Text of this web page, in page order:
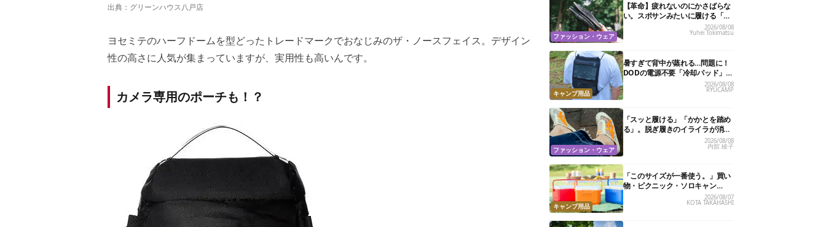
出典： グリーンハウス八戸店
ヨセミテのハーフドームを型どったトレードマークでおなじみのザ・ノースフェイス。デザイン
性の高さに人気が集まっていますが、実用性も高いんです。
カメラ専用のポーチも！？
ファッション・ウェア
【革命】疲れないのにかさばらな
い。スポサンみたいに履ける「リ
カバリーサンダル」が大本命！
2026/08/08
Yuhei Tokimatsu
キャンプ用品
暑すぎて背中が蒸れる…問題に！
DODの電源不要「冷却パッド」を
試したら、夏の移動がラクになっ
た
2026/08/08
RYUCAMP
ファッション・ウェア
「スッと履ける」「かかとを踏め
る」。脱ぎ履きのイライラが消え
る快適“スニーカーサンダル”6選
2026/08/08
内舘 綾子
キャンプ用品
「このサイズが一番使う。」買い
物・ピクニック・ソロキャン
に“ちょうどいい”小型クーラーボ
ックス13選
2026/08/07
KOTA TAKAHASHI